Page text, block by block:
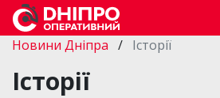
Новини Дніпра / Історії
Історії